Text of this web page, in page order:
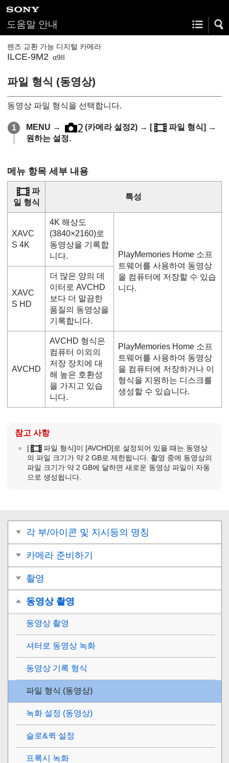
도움말 안내
렌즈 교환 가능 디지털 카메라
ILCE-9M2 α9II
파일 형식 (동영상)
동영상 파일 형식을 선택합니다.
MENU → (카메라 설정2) → [ 파일 형식] →
원하는 설정.
메뉴 항목 세부 내용
파
일 형식
특성
XAVC
S 4K
4K 해상도
(3840×2160)로
동영상을 기록합
니다.
PlayMemories Home 소프
트웨어를 사용하여 동영상
을 컴퓨터에 저장할 수 있습
니다.
XAVC
S HD
더 많은 양의 데
이터로 AVCHD
보다 더 말끔한
품질의 동영상을
기록합니다.
AVCHD
AVCHD 형식은
컴퓨터 이외의
저장 장치에 대
해 높은 호환성
을 가지고 있습
니다.
PlayMemories Home 소프
트웨어를 사용하여 동영상
을 컴퓨터에 저장하거나 이
형식을 지원하는 디스크를
생성할 수 있습니다.
참고 사항
[ 파일 형식]이 [AVCHD]로 설정되어 있을 때는 동영상
의 파일 크기가 약 2 GB로 제한됩니다. 촬영 중에 동영상의
파일 크기가 약 2 GB에 달하면 새로운 동영상 파일이 자동
으로 생성됩니다.
각 부/아이콘 및 지시등의 명칭
카메라 준비하기
촬영
동영상 촬영
동영상 촬영
셔터로 동영상 녹화
동영상 기록 형식
파일 형식 (동영상)
녹화 설정 (동영상)
슬로&퀵 설정
프록시 녹화